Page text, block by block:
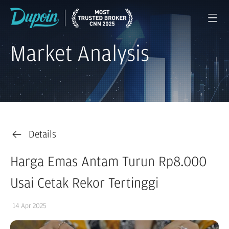
Market Analysis
Details
Harga Emas Antam Turun Rp8.000
Usai Cetak Rekor Tertinggi
14 Apr 2025